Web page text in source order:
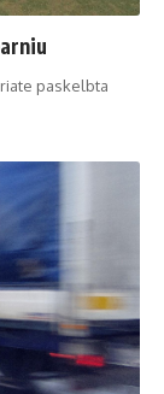
paskelbta